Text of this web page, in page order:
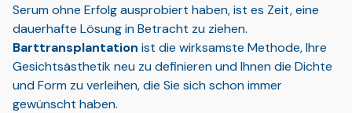
Serum ohne Erfolg ausprobiert haben, ist es Zeit, eine
dauerhafte Lösung in Betracht zu ziehen.
Barttransplantation ist die wirksamste Methode, Ihre
Gesichtsästhetik neu zu definieren und Ihnen die Dichte
und Form zu verleihen, die Sie sich schon immer
gewünscht haben.